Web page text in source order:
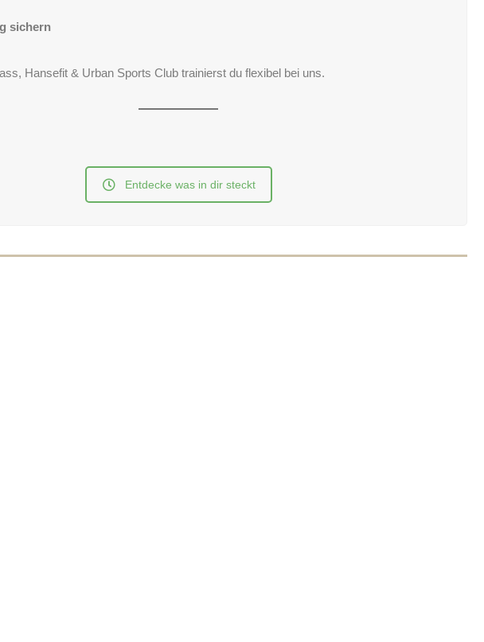
sichern
Hansefit & Urban Sports Club trainierst du flexibel bei uns.
Entdecke was in dir steckt